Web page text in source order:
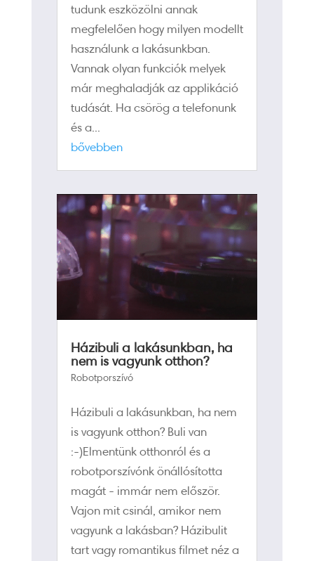
tudunk eszközölni annak
megfelelően hogy milyen modellt
használunk a lakásunkban.
Vannak olyan funkciók melyek
már meghaladják az applikáció
tudását. Ha csörög a telefonunk
és a...
bővebben
Házibuli a lakásunkban, ha
nem is vagyunk otthon?
Robotporszívó
Házibuli a lakásunkban, ha nem
is vagyunk otthon? Buli van
:-)Elmentünk otthonról és a
robotporszívónk önállósította
magát - immár nem először.
Vajon mit csinál, amikor nem
vagyunk a lakásban? Házibulit
tart vagy romantikus filmet néz a